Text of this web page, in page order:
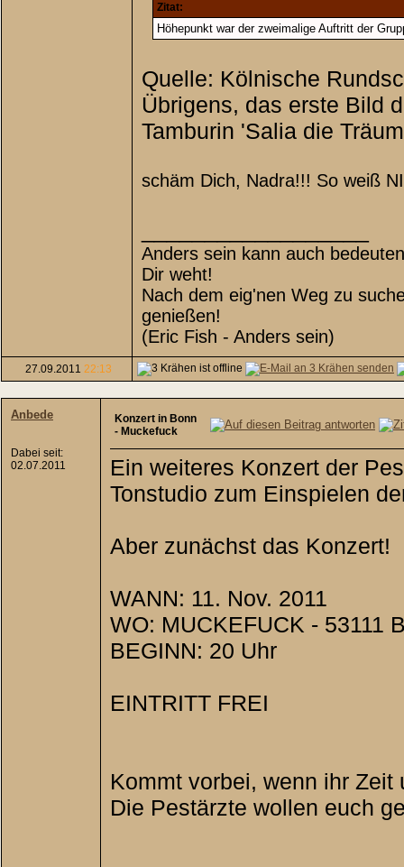
Zitat:
Höhepunkt war der zweimalige Auftritt der
Quelle: Kölnische
Übrigens, das erste Bild
Tamburin 'Salia die
schäm Dich, Nadra!!! So weiß
Anders sein kann auch
Dir weht!
Nach dem eig'nen Weg zu
genießen!
(Eric Fish - Anders sein)
27.09.2011 22:13
Anbede
Dabei seit:
02.07.2011
Konzert in Bonn
- Muckefuck
Ein weiteres Konzert der
Tonstudio zum Einspielen
Aber zunächst das Konzert!
WANN: 11. Nov. 2011
WO: MUCKEFUCK - 53111
BEGINN: 20 Uhr
EINTRITT FREI
Kommt vorbei, wenn ihr Zeit
Die Pestärzte wollen euch